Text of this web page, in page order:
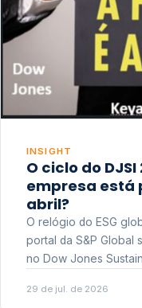
INSIGHT
O ciclo do DJSI
empresa está
abril?
O relógio do ESG global não
portal da S&P Global
no Dow Jones
29 de jul. de 2026